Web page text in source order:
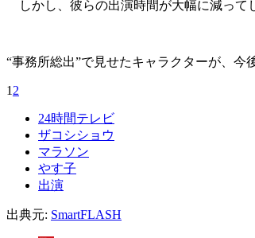
しかし、彼らの出演時間が大幅に減って
“事務所総出”で見せたキャラクターが、今
1 2
24時間テレビ
ザコシショウ
マラソン
やす子
出演
出典元: SmartFLASH